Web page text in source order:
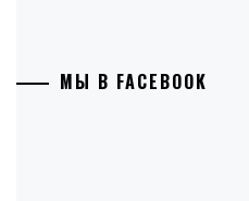
МЫ В FACEBOOK